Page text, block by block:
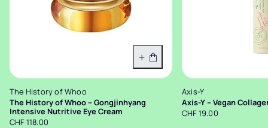
In den Warenkorb
The History of Whoo
The History of Whoo – Gongjinhyang
Intensive Nutritive Eye Cream
CHF 118.00
Axis-Y
Axis-Y – Vegan
CHF 19.00